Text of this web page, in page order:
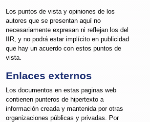
Los puntos de vista y opiniones de los
autores que se presentan aquí no
necesariamente expresan ni reflejan los del
IIR, y no podrá estar implícito en publicidad
que hay un acuerdo con estos puntos de
vista.
Enlaces externos
Los documentos en estas paginas web
contienen punteros de hipertexto a
información creada y mantenida por otras
organizaciones públicas y privadas. Por